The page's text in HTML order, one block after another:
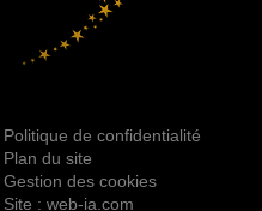
Politique de confidentialité
Plan du site
Gestion des cookies
Site : web-ia.com